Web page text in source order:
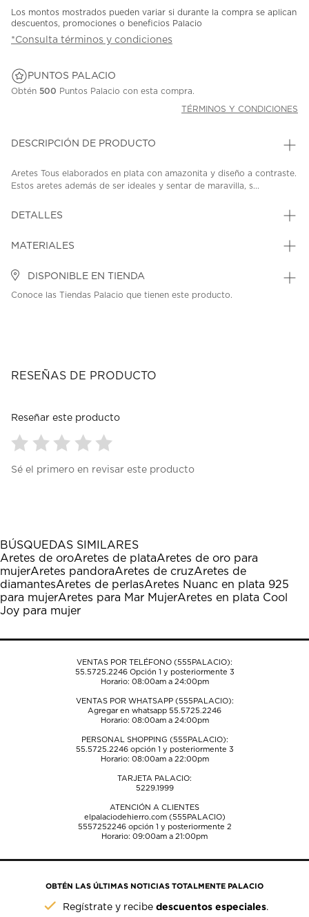
Los montos mostrados pueden variar si durante la compra se aplican
descuentos, promociones o beneficios Palacio
*Consulta términos y condiciones
PUNTOS PALACIO
Obtén 500 Puntos Palacio con esta compra.
TÉRMINOS Y CONDICIONES
DESCRIPCIÓN DE PRODUCTO
Aretes Tous elaborados en plata con amazonita y diseño a contraste.
Estos aretes además de ser ideales y sentar de maravilla, s...
DETALLES
MATERIALES
DISPONIBLE EN TIENDA
Conoce las Tiendas Palacio que tienen este producto.
RESEÑAS DE PRODUCTO
Reseñar este producto
para
1
estrella
Esta
acción
abrirá
el
formulario
envío.
para
estrellas.
Esta
acción
abrirá
el
formulario
envío.
para
estrellas.
Esta
acción
abrirá
el
formulario
envío.
para
estrellas.
Esta
acción
abrirá
el
formulario
envío.
para
estrellas.
Esta
acción
abrirá
el
envío.
Sé el primero en revisar este producto
BÚSQUEDAS SIMILARES
Aretes de oroAretes de plataAretes de oro para
mujerAretes pandoraAretes de cruzAretes de
diamantesAretes de perlasAretes Nuanc en plata 925
para mujerAretes para Mar MujerAretes en plata Cool
Joy para mujer
VENTAS POR TELÉFONO (555PALACIO):
55.5725.2246Opción 1 y posteriormente 3
Horario: 08:00am a 24:00pm
VENTAS POR WHATSAPP (555PALACIO):
Agregar en whatsapp 55.5725.2246
Horario: 08:00am a 24:00pm
PERSONAL SHOPPING (555PALACIO):
55.5725.2246opción 1 y posteriormente 3
Horario: 08:00am a 22:00pm
TARJETA PALACIO:
5229.1999
ATENCIÓN A CLIENTES
elpalaciodehierro.com (555PALACIO)
5557252246opción 1 y posteriormente 2
Horario: 09:00am a 21:00pm
OBTÉN LAS ÚLTIMAS NOTICIAS TOTALMENTE PALACIO
Regístrate y recibedescuentos especiales.